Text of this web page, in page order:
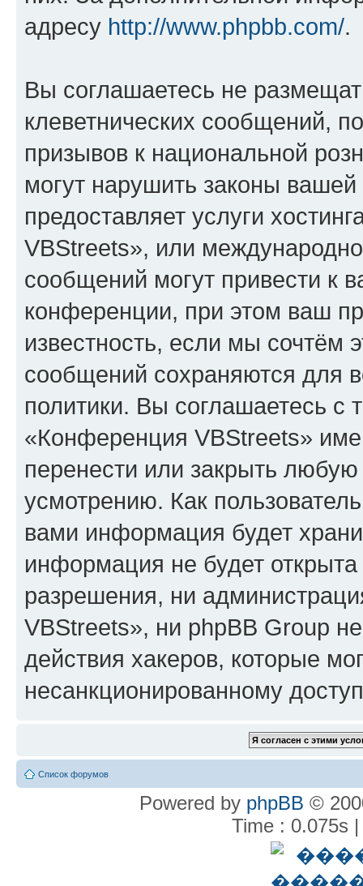
адресу http://www.phpbb.com/.
Вы соглашаетесь не
клеветнических сообщений,
призывов к национальной
могут нарушить законы
предоставляет услуги
VBStreets», или
сообщений могут привести к
конференции, при этом ваш
известность, если мы сочтём
сообщений сохраняются для
политики. Вы соглашаетесь
«Конференция VBStreets»
перенести или закрыть
усмотрению. Как
вами информация будет
информация не будет
разрешения, ни
VBStreets», ни phpBB Group
действия хакеров, которые
несанкционированному
Список форумов
Powered by phpBB ©
Time : 0.075s